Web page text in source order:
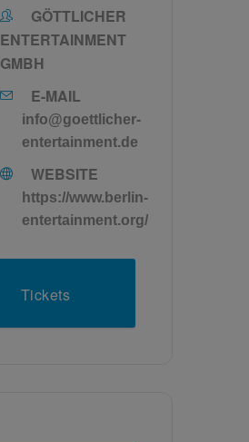
GÖTTLICHER
ENTERTAINMENT
GMBH
E-MAIL
info@goettlicher-
entertainment.de
WEBSITE
https://www.berlin-
entertainment.org/
Tickets